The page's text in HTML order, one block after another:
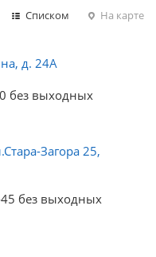
Списком На карте
д. 24А
без выходных
Загора 25,
без выходных